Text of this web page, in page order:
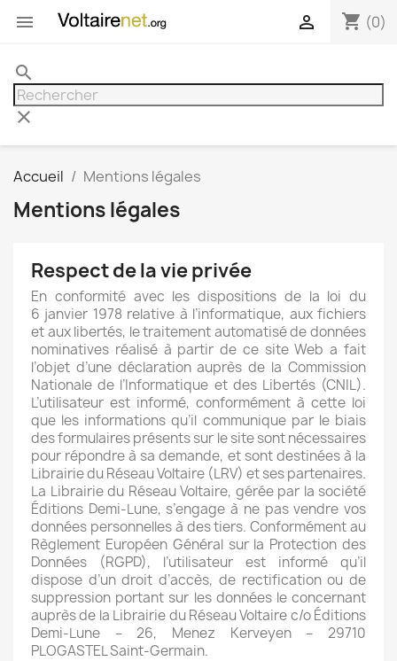
 shopping_cart (0)

search
clear
Accueil Mentions légales
Mentions légales
Respect de la vie privée
En conformité avec les dispositions de la loi du
6 janvier 1978 relative à l’informatique, aux fichiers
et aux libertés, le traitement automatisé de données
nominatives réalisé à partir de ce site Web a fait
l’objet d’une déclaration auprès de la Commission
Nationale de l’Informatique et des Libertés (CNIL).
L’utilisateur est informé, conformément à cette loi
que les informations qu’il communique par le biais
des formulaires présents sur le site sont nécessaires
pour répondre à sa demande, et sont destinées à la
Librairie du Réseau Voltaire (LRV) et ses partenaires.
La Librairie du Réseau Voltaire, gérée par la société
Éditions Demi-Lune, s’engage à ne pas vendre vos
données personnelles à des tiers. Conformément au
Règlement Européen Général sur la Protection des
Données (RGPD), l’utilisateur est informé qu’il
dispose d’un droit d’accès, de rectification ou de
suppression portant sur les données le concernant
auprès de la Librairie du Réseau Voltaire c/o Éditions
Demi-Lune – 26, Menez Kerveyen – 29710
PLOGASTEL Saint-Germain.